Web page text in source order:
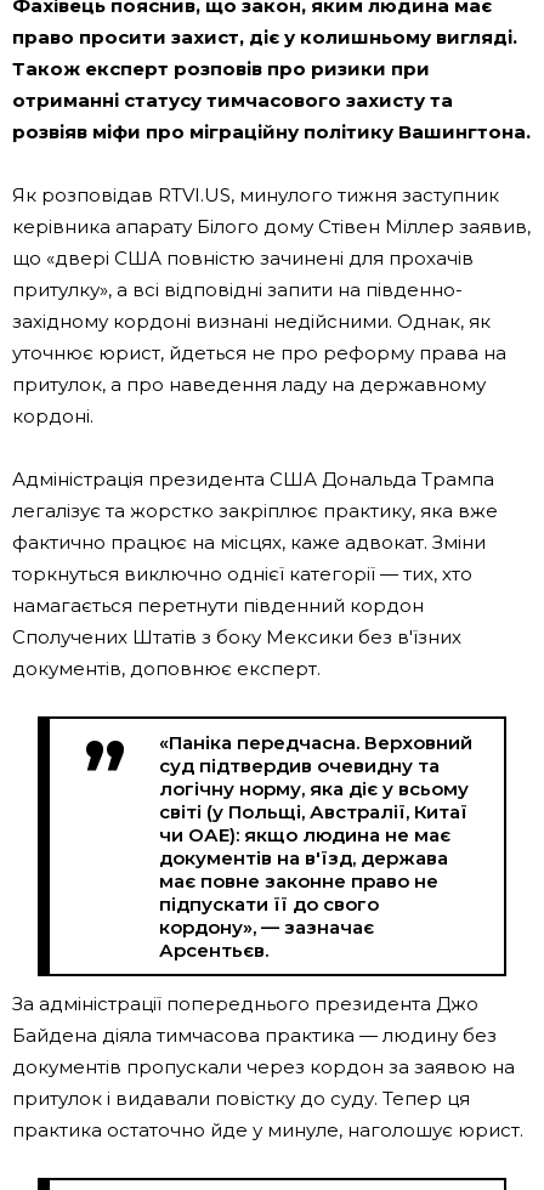
Фахівець пояснив, що закон, яким людина має
право просити захист, діє у колишньому вигляді.
Також експерт розповів про ризики при
отриманні статусу тимчасового захисту та
розвіяв міфи про міграційну політику Вашингтона.
Як розповідав RTVI.US, минулого тижня заступник
керівника апарату Білого дому Стівен Міллер заявив,
що «двері США повністю зачинені для прохачів
притулку», а всі відповідні запити на південно-
західному кордоні визнані недійсними. Однак, як
уточнює юрист, йдеться не про реформу права на
притулок, а про наведення ладу на державному
кордоні.
Адміністрація президента США Дональда Трампа
легалізує та жорстко закріплює практику, яка вже
фактично працює на місцях, каже адвокат. Зміни
торкнуться виключно однієї категорії — тих, хто
намагається перетнути південний кордон
Сполучених Штатів з боку Мексики без в'їзних
документів, доповнює експерт.
«Паніка передчасна. Верховний
суд підтвердив очевидну та
логічну норму, яка діє у всьому
світі (у Польщі, Австралії, Китаї
чи ОАЕ): якщо людина не має
документів на в'їзд, держава
має повне законне право не
підпускати її до свого
кордону», — зазначає
Арсентьєв.
За адміністрації попереднього президента Джо
Байдена діяла тимчасова практика — людину без
документів пропускали через кордон за заявою на
притулок і видавали повістку до суду. Тепер ця
практика остаточно йде у минуле, наголошує юрист.